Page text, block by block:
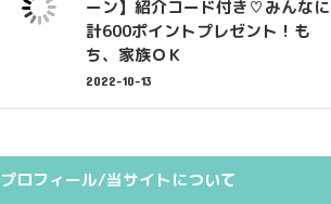
ーン】紹介コード付き♡みんなに
計600ポイントプレゼント！も
ち、家族ＯＫ
2022-10-13
プロフィール/当サイトについて